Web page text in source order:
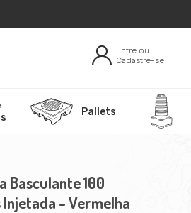
Entre ou
Cadastre-se
Pallets
Basculante 100
- Vermelha